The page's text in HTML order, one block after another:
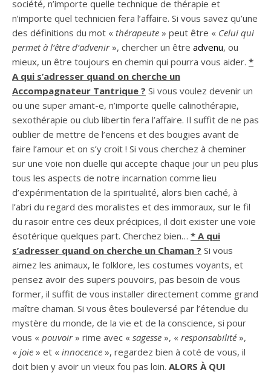
société, n’importe quelle technique de thérapie et
n’importe quel technicien fera l’affaire. Si vous savez qu’une
des définitions du mot « thérapeute » peut être « Celui qui
permet à l’être d’advenir », chercher un être advenu, ou
mieux, un être toujours en chemin qui pourra vous aider. *
A qui s’adresser quand on cherche un
Accompagnateur Tantrique ? Si vous voulez devenir un
ou une super amant-e, n’importe quelle calinothérapie,
sexothérapie ou club libertin fera l’affaire. Il suffit de ne pas
oublier de mettre de l’encens et des bougies avant de
faire l’amour et on s’y croit ! Si vous cherchez à cheminer
sur une voie non duelle qui accepte chaque jour un peu plus
tous les aspects de notre incarnation comme lieu
d’expérimentation de la spiritualité, alors bien caché, à
l’abri du regard des moralistes et des immoraux, sur le fil
du rasoir entre ces deux précipices, il doit exister une voie
ésotérique quelques part. Cherchez bien… * A qui
s’adresser quand on cherche un Chaman ? Si vous
aimez les animaux, le folklore, les costumes voyants, et
pensez avoir des supers pouvoirs, pas besoin de vous
former, il suffit de vous installer directement comme grand
maître chaman. Si vous êtes bouleversé par l’étendue du
mystère du monde, de la vie et de la conscience, si pour
vous « pouvoir » rime avec « sagesse », « responsabilité »,
« joie » et « innocence », regardez bien à coté de vous, il
doit bien y avoir un vieux fou pas loin. ALORS À QUI